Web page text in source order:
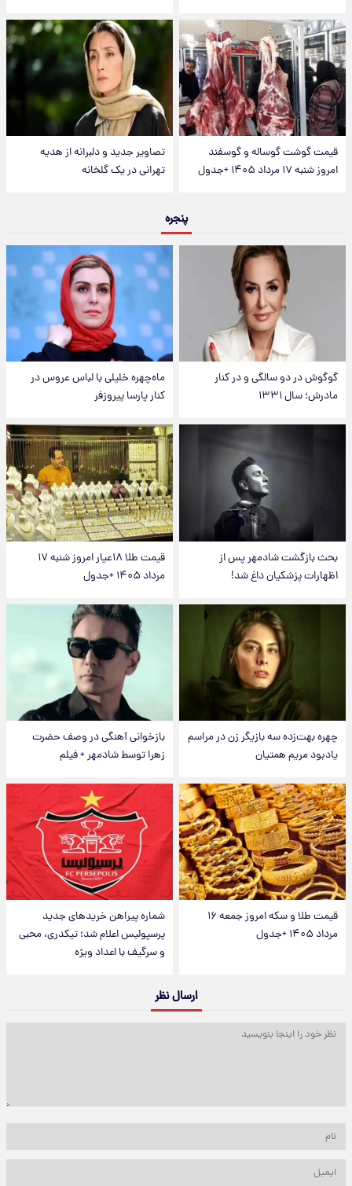
قیمت گوشت گوساله و گوسفند
امروز شنبه ۱۷ مرداد ۱۴۰۵ +جدول
تصاویر جدید و دلبرانه از هدیه
تهرانی در یک گلخانه
پنجره
گوگوش در دو سالگی و در کنار
مادرش؛ سال ۱۳۳۱
ماه‌چهره خلیلی با لباس عروس در
کنار پارسا پیروزفر
بحث بازگشت شادمهر پس از
اظهارات پزشکیان داغ شد!
قیمت طلا ۱۸عیار امروز شنبه ۱۷
مرداد ۱۴۰۵ +جدول
چهره بهت‌زده سه بازیگر زن در مراسم
یادبود مریم همتیان
بازخوانی آهنگی در وصف حضرت
زهرا توسط شادمهر + فیلم
قیمت طلا و سکه امروز جمعه ۱۶
مرداد ۱۴۰۵ +جدول
شماره پیراهن خریدهای جدید
پرسپولیس اعلام شد؛ تیکدری، محبی
و سرگیف با اعداد ویژه
ارسال نظر